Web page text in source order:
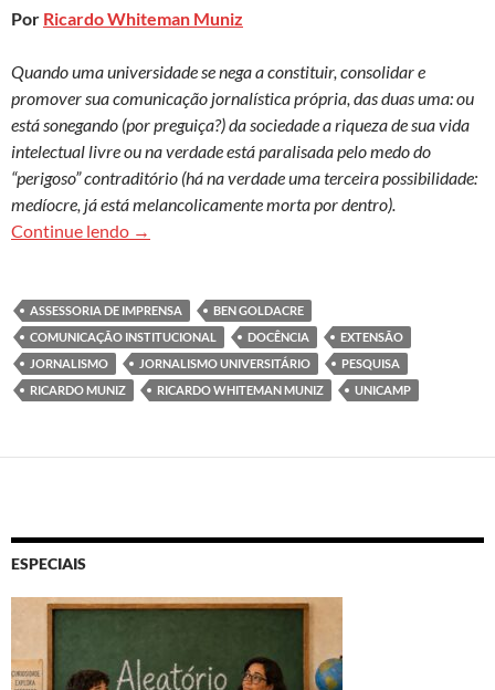
Por Ricardo Whiteman Muniz
Quando uma universidade se nega a constituir, consolidar e
promover sua comunicação jornalística própria, das duas uma: ou
está sonegando (por preguiça?) da sociedade a riqueza de sua vida
intelectual livre ou na verdade está paralisada pelo medo do
“perigoso” contraditório (há na verdade uma terceira possibilidade:
medíocre, já está melancolicamente morta por dentro).
Continue lendo A universidade calada
→
ASSESSORIA DE IMPRENSA
BEN GOLDACRE
COMUNICAÇÃO INSTITUCIONAL
DOCÊNCIA
EXTENSÃO
JORNALISMO
JORNALISMO UNIVERSITÁRIO
PESQUISA
RICARDO MUNIZ
RICARDO WHITEMAN MUNIZ UNICAMP
ESPECIAIS